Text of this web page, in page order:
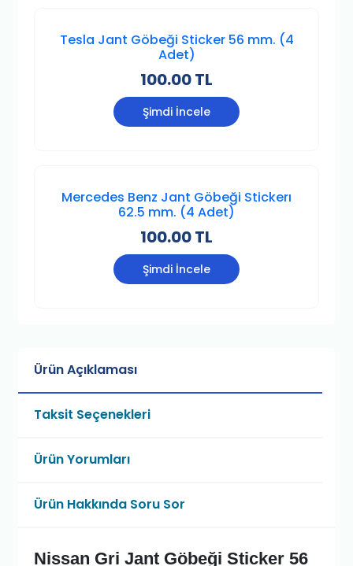
Tesla Jant Göbeği Sticker 56 mm. (4
Adet)
100.00 TL
Şimdi İncele
Mercedes Benz Jant Göbeği Stickerı
62.5 mm. (4 Adet)
100.00 TL
Şimdi İncele
Ürün Açıklaması
Taksit Seçenekleri
Ürün Yorumları
Ürün Hakkında Soru Sor
Nissan Gri Jant Göbeği Sticker 56